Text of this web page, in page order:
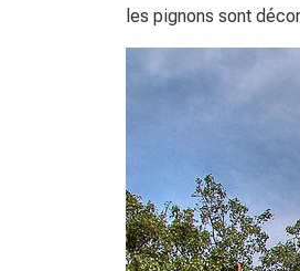
les pignons sont